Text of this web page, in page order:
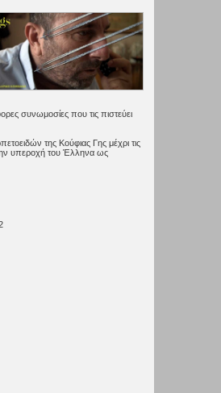
συνωμοσίες που τις πιστεύει
της Κούφιας Γης μέχρι τις
υπεροχή του Έλληνα ως